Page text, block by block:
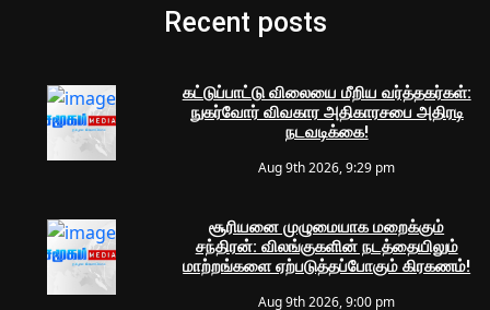
Recent posts
கட்டுப்பாட்டு விலையை மீறிய வர்த்தகர்கள்:
நுகர்வோர் விவகார அதிகாரசபை அதிரடி
நடவடிக்கை!
Aug 9th 2026, 9:29 pm
சூரியனை முழுமையாக மறைக்கும்
சந்திரன்: விலங்குகளின் நடத்தையிலும்
மாற்றங்களை ஏற்படுத்தப்போகும் கிரகணம்!
Aug 9th 2026, 9:00 pm